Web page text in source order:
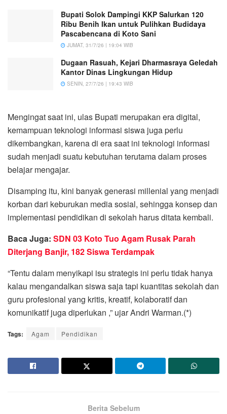
Bupati Solok Dampingi KKP Salurkan 120
Ribu Benih Ikan untuk Pulihkan Budidaya
Pascabencana di Koto Sani
JUMAT, 31/7/26 | 19:04 WIB
Dugaan Rasuah, Kejari Dharmasraya Geledah
Kantor Dinas Lingkungan Hidup
SENIN, 27/7/26 | 19:43 WIB
Mengingat saat ini, ulas Bupati merupakan era digital,
kemampuan teknologi informasi siswa juga perlu
dikembangkan, karena di era saat ini teknologi informasi
sudah menjadi suatu kebutuhan terutama dalam proses
belajar mengajar.
Disamping itu, kini banyak generasi millenial yang menjadi
korban dari keburukan media sosial, sehingga konsep dan
implementasi pendidikan di sekolah harus ditata kembali.
Baca Juga: SDN 03 Koto Tuo Agam Rusak Parah
Diterjang Banjir, 182 Siswa Terdampak
“Tentu dalam menyikapi isu strategis ini perlu tidak hanya
kalau mengandalkan siswa saja tapi kuantitas sekolah dan
guru profesional yang kritis, kreatif, kolaboratif dan
komunikatif juga diperlukan ,” ujar Andri Warman.(*)
Tags: Agam Pendidikan
Berita Sebelum